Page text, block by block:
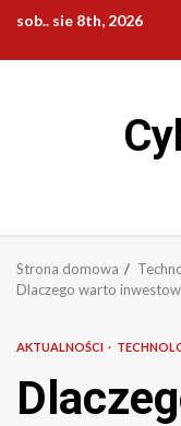
Przejdź
treści
sob.. sie 8th, 2026
Strona domowa
Dlaczego warto
AKTUALNOŚCI